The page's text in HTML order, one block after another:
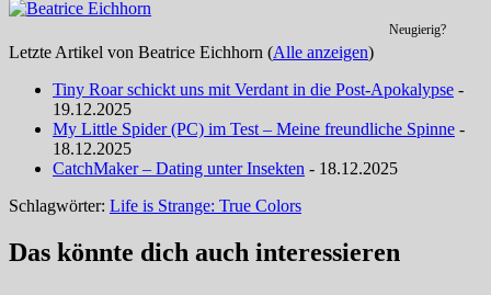
Neugierig?
Letzte Artikel von Beatrice Eichhorn (Alle anzeigen)
Tiny Roar schickt uns mit Verdant in die Post-Apokalypse -
19.12.2025
My Little Spider (PC) im Test – Meine freundliche Spinne -
18.12.2025
CatchMaker – Dating unter Insekten - 18.12.2025
Schlagwörter: Life is Strange: True Colors
Das könnte dich auch interessieren